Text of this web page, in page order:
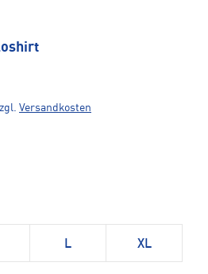
Versandkosten
L XL